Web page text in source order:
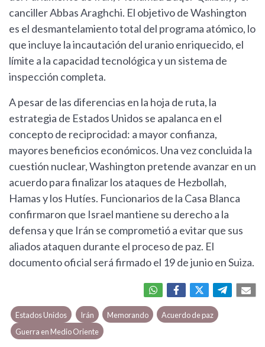
canciller Abbas Araghchi. El objetivo de Washington
es el desmantelamiento total del programa atómico, lo
que incluye la incautación del uranio enriquecido, el
límite a la capacidad tecnológica y un sistema de
inspección completa.
A pesar de las diferencias en la hoja de ruta, la
estrategia de Estados Unidos se apalanca en el
concepto de reciprocidad: a mayor confianza,
mayores beneficios económicos. Una vez concluida la
cuestión nuclear, Washington pretende avanzar en un
acuerdo para finalizar los ataques de Hezbollah,
Hamas y los Hutíes. Funcionarios de la Casa Blanca
confirmaron que Israel mantiene su derecho a la
defensa y que Irán se comprometió a evitar que sus
aliados ataquen durante el proceso de paz. El
documento oficial será firmado el 19 de junio en Suiza.
Estados Unidos Irán Memorando
Acuerdo de paz
Guerra en Medio Oriente